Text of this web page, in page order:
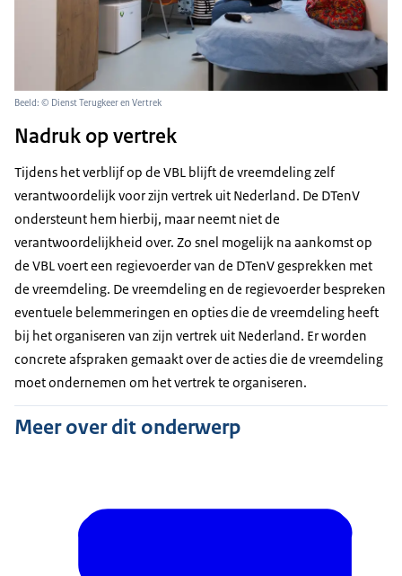
Beeld: © Dienst Terugkeer en Vertrek
Nadruk op vertrek
Tijdens het verblijf op de VBL blijft de vreemdeling zelf
verantwoordelijk voor zijn vertrek uit Nederland. De DTenV
ondersteunt hem hierbij, maar neemt niet de
verantwoordelijkheid over. Zo snel mogelijk na aankomst op
de VBL voert een regievoerder van de DTenV gesprekken met
de vreemdeling. De vreemdeling en de regievoerder bespreken
eventuele belemmeringen en opties die de vreemdeling heeft
bij het organiseren van zijn vertrek uit Nederland. Er worden
concrete afspraken gemaakt over de acties die de vreemdeling
moet ondernemen om het vertrek te organiseren.
Meer over dit onderwerp